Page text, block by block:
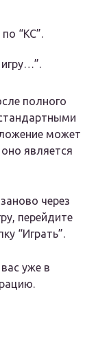
“КС”.
полного
может
является
через
перейдите
“Играть”.
уже в